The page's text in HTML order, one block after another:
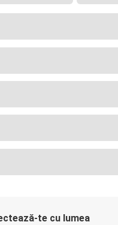
te cu lumea